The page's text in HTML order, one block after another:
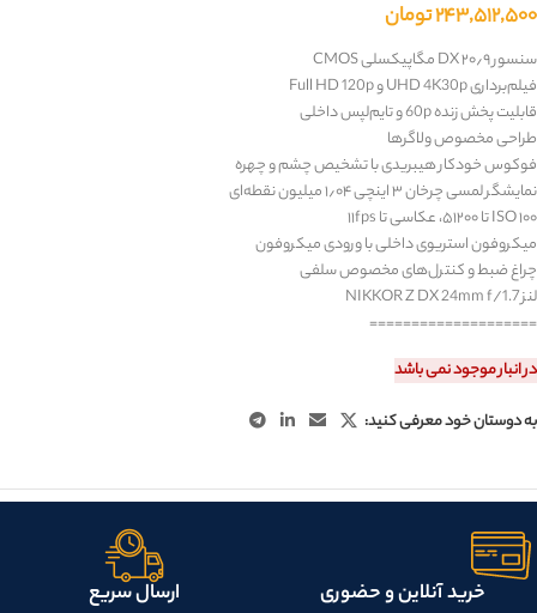
۲۴۳,۵۱۲,۵۰۰تومان
سنسور ‎DX‎ ‎۲۰٫۹‎ مگاپیکسلی
CMOS
فیلم‌برداری ‎UHD 4K30p‎ و ‎Full HD 120p‎
قابلیت پخش زنده ‎60p‎ و تایم‌لپس داخلی
طراحی مخصوص ولاگرها
فوکوس خودکار هیبریدی با تشخیص چشم و چهره
نمایشگر لمسی چرخان ‎۳‎ اینچی ‎۱٫۰۴‎ میلیون نقطه‌ای
‎ISO‎ ‎۱۰۰‎ تا ‎۵۱۲۰۰‎، عکاسی تا ‎۱۱fps‎
میکروفون استریوی داخلی با ورودی میکروفون
چراغ ضبط و کنترل‌های مخصوص سلفی
لنز ‎NIKKOR Z DX 24mm f/1.7‎
====================
در انبار موجود نمی باشد
به دوستان خود معرفی کنید:
خرید آنلاین و حضوری ارسال سریع